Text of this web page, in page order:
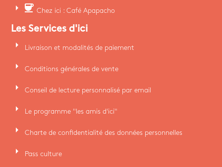
arrow_right coffee Chez ici : Café Apapacho
Les Services d'ici
arrow_right Livraison et modalités de paiement
arrow_right Conditions générales de vente
arrow_right Conseil de lecture personnalisé par email
arrow_right Le programme "les amis d'ici"
arrow_right Charte de confidentialité des données personnelles
arrow_right Pass culture